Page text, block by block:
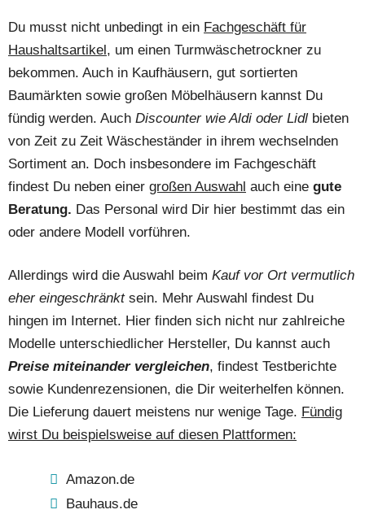
Du musst nicht unbedingt in ein Fachgeschäft für
Haushaltsartikel, um einen Turmwäschetrockner zu
bekommen. Auch in Kaufhäusern, gut sortierten
Baumärkten sowie großen Möbelhäusern kannst Du
fündig werden. Auch Discounter wie Aldi oder Lidl bieten
von Zeit zu Zeit Wäscheständer in ihrem wechselnden
Sortiment an. Doch insbesondere im Fachgeschäft
findest Du neben einer großen Auswahl auch eine gute
Beratung. Das Personal wird Dir hier bestimmt das ein
oder andere Modell vorführen.
Allerdings wird die Auswahl beim Kauf vor Ort vermutlich
eher eingeschränktsein. Mehr Auswahl findest Du
hingen im Internet. Hier finden sich nicht nur zahlreiche
Modelle unterschiedlicher Hersteller, Du kannst auch
Preise miteinander vergleichen, findest Testberichte
sowie Kundenrezensionen, die Dir weiterhelfen können.
Die Lieferung dauert meistens nur wenige Tage. Fündig
wirst Du beispielsweise auf diesen Plattformen:
Amazon.de
Bauhaus.de